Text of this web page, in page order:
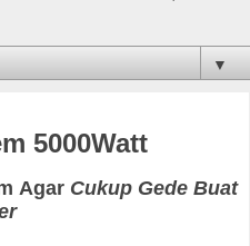
▼
5000Watt
Agar Cukup Gede Buat